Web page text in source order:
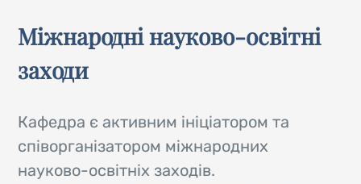
Міжнародні науково-освітні
заходи
Кафедра є активним ініціатором та
співорганізатором міжнародних
науково-освітніх заходів.